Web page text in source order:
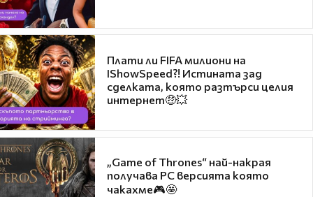
Плати ли FIFA милиони на
IShowSpeed?! Истината зад
сделката, която разтърси целия
интернет🤑💥
„Game of Thrones“ най-накрая
получава PC версията която
чакахме🎮🤩